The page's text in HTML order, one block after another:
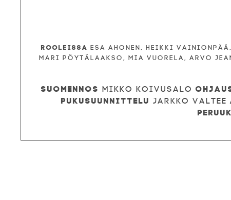
Rooleissa
Esa Ahonen, Heikki
Mari Pöytälaakso, Mia Vuorela, Arvo
Suomennos Mikko Koivusalo
Pukusuunnittelu Jarkko Valtee